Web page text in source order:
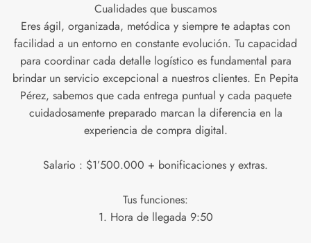
Cualidades que buscamos
Eres ágil, organizada, metódica y siempre te adaptas con
facilidad a un entorno en constante evolución. Tu capacidad
para coordinar cada detalle logístico es fundamental para
brindar un servicio excepcional a nuestros clientes. En Pepita
Pérez, sabemos que cada entrega puntual y cada paquete
cuidadosamente preparado marcan la diferencia en la
experiencia de compra digital.
Salario : $1’500.000 + bonificaciones y extras.
Tus funciones:
1.⁠ ⁠Hora de llegada 9:50